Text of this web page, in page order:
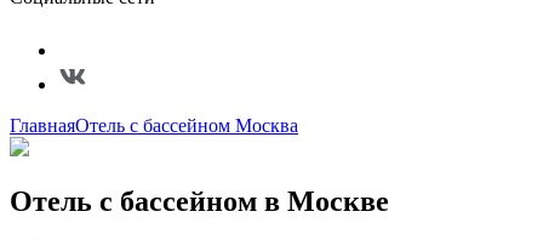
ГлавнаяОтель с бассейном Москва
Отель с бассейном в Москве